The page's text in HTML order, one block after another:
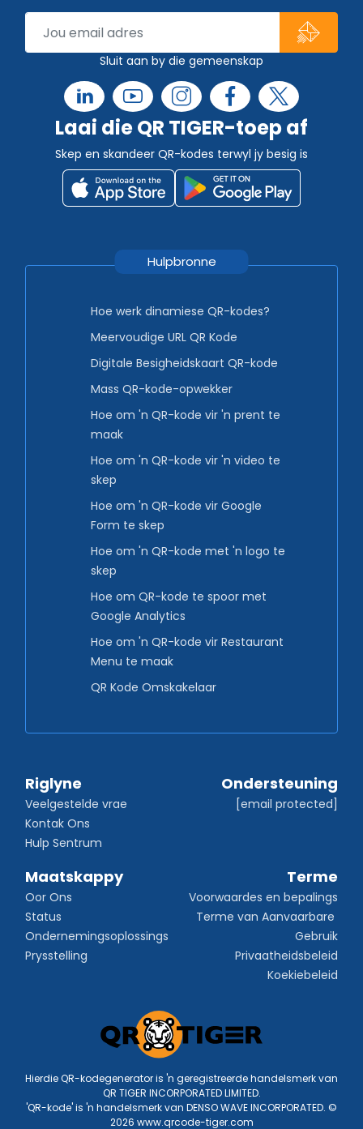
Sluit aan by die gemeenskap
Laai die QR TIGER-toep af
Skep en skandeer QR-kodes terwyl jy besig is
Hulpbronne
Hoe werk dinamiese QR-kodes?
Meervoudige URL QR Kode
Digitale Besigheidskaart QR-kode
Mass QR-kode-opwekker
Hoe om 'n QR-kode vir 'n prent te
maak
Hoe om 'n QR-kode vir 'n video te
skep
Hoe om 'n QR-kode vir Google
Form te skep
Hoe om 'n QR-kode met 'n logo te
skep
Hoe om QR-kode te spoor met
Google Analytics
Hoe om 'n QR-kode vir Restaurant
Menu te maak
QR Kode Omskakelaar
Riglyne
Veelgestelde vrae
Kontak Ons
Hulp Sentrum
Ondersteuning
[email protected]
Maatskappy
Oor Ons
Status
Ondernemingsoplossings
Prysstelling
Terme
Voorwaardes en bepalings
Terme van Aanvaarbare
Gebruik
Privaatheidsbeleid
Koekiebeleid
Hierdie QR-kodegenerator is 'n geregistreerde handelsmerk van
QR TIGER INCORPORATED LIMITED.
'QR-kode' is 'n handelsmerk van DENSO WAVE INCORPORATED. ©
2026 www.qrcode-tiger.com